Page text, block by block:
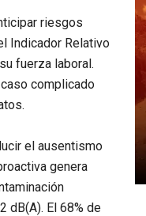
riesgos
Indicador Relativo
fuerza laboral.
complicado
el ausentismo
genera
dB(A). El 68% de